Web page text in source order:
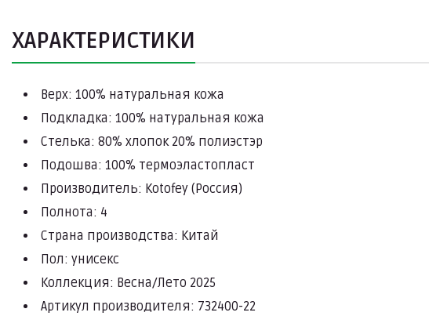
ХАРАКТЕРИСТИКИ
Верх: 100% натуральная кожа
Подкладка: 100% натуральная кожа
Стелька: 80% хлопок 20% полиэстэр
Подошва: 100% термоэластопласт
Производитель: Kotofey (Россия)
Полнота: 4
Страна производства: Китай
Пол: унисекс
Коллекция: Весна/Лето 2025
Артикул производителя: 732400-22